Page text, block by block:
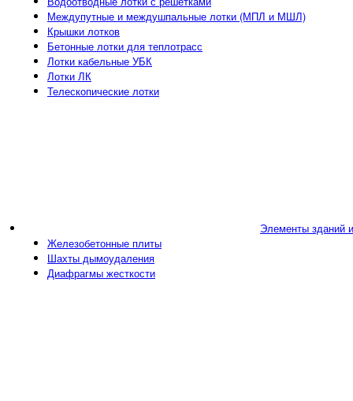
Междупутные и междушпальные лотки (МПЛ и МШЛ)
Крышки лотков
Бетонные лотки для теплотрасс
Лотки кабельные УБК
Лотки ЛК
Телескопические лотки
Элементы зданий
Железобетонные плиты
Шахты дымоудаления
Диафрагмы жесткости